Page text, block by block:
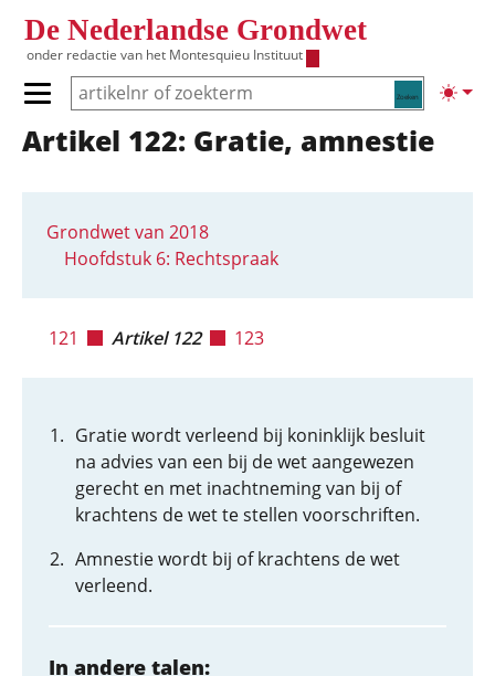
De Nederlandse Grondwet
onder redactie van het Montesquieu Instituut
Zoeken
Primair menu tonen/verbergen
Hoofdnavigatie
Artikel 122: Gratie, amnestie
Grondwet van 2018
Hoofdstuk 6: Rechtspraak
121 Artikel 122 123
Gratie wordt verleend bij koninklijk besluit
na advies van een bij de wet aangewezen
gerecht en met inachtneming van bij of
krachtens de wet te stellen voorschriften.
Amnestie wordt bij of krachtens de wet
verleend.
In andere talen: